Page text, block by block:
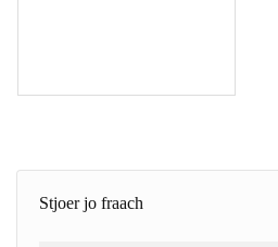
Stjoer jo fraach